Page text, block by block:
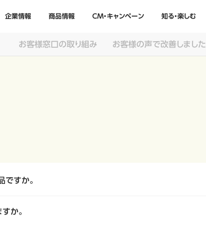
企業情報 商品情報 CM・キャンペーン 知る・楽しむ
お客様窓口の取り組み お客様の声で改善しました
ですか。
か。